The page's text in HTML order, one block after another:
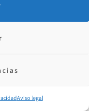
Aviso legal
Aprende cómo se